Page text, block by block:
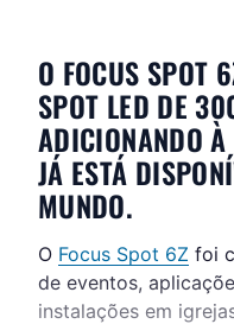
O FOCUS SPOT
SPOT LED DE
ADICIONANDO
JÁ ESTÁ
MUNDO.
O Focus Spot 6Z foi
de eventos,
instalações em